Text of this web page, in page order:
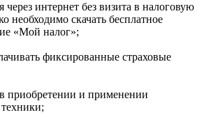
через интернет без визита в налоговую
необходимо скачать бесплатное
«Мой налог»;
фиксированные страховые
приобретении и применении